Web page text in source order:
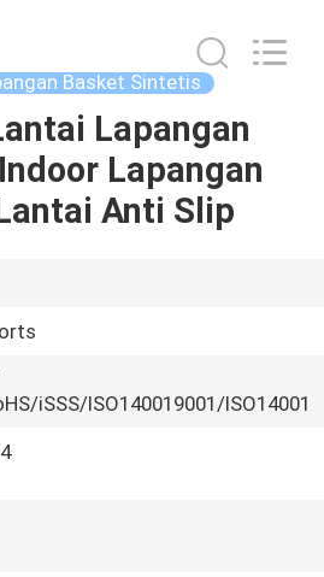
Basket Sintetis
Lapangan
Lapangan
Anti Slip
iSSS/ISO140019001/ISO14001